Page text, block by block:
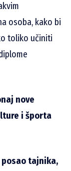
osoba, kako bi
toliko učiniti
nove
i športa
tajnika,